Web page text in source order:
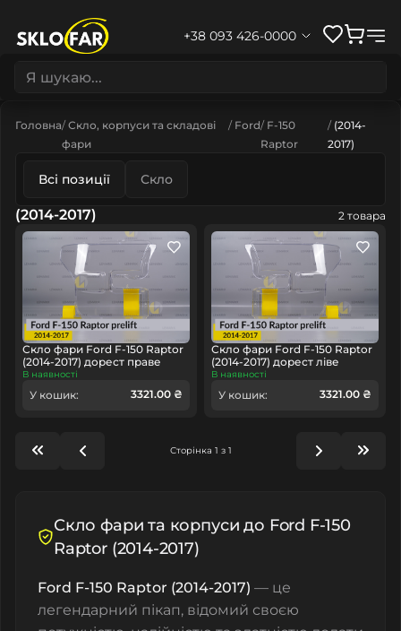
+38 093 426-0000
Головна Скло, корпуси та складові
фари
Ford F-150
Raptor
(2014-
2017)
Всі позиції Скло
(2014-2017) 2 товара
Скло фари Ford F-150 Raptor
(2014-2017) дорест праве
В наявності
У кошик: 3321.00 ₴
Скло фари Ford F-150 Raptor
(2014-2017) дорест ліве
В наявності
У кошик: 3321.00 ₴
Сторінка 1 з 1
Скло фари та корпуси до Ford F-150
Raptor (2014-2017)
Ford F-150 Raptor (2014-2017) — це
легендарний пікап, відомий своєю